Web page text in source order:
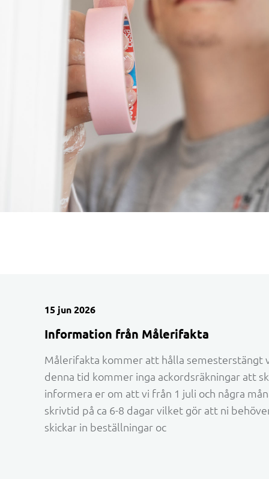
15 jun 2026
Information från Målerifakta
Målerifakta kommer att hålla semesterstängt
denna tid kommer inga ackordsräkningar att
informera er om att vi från 1 juli och några
skrivtid på ca 6-8 dagar vilket gör att ni
skickar in beställningar oc